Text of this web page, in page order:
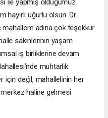
uğurlu olsun. Dr.
adına çok teşekkür
sakinlerinin yaşam
iş birliklerine devam
muhtarlık
için değil, mahallelinin her
haline gelmesi